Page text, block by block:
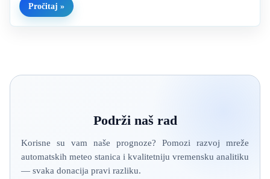
maksimumi zabeleženi su na Paliću, u Zrenjaninu, Kikindi,
Sremskoj Mitrovici i Banatskom Karlovcu, pri čemu je
Pročitaj »
Podrži naš rad
Korisne su vam naše prognoze? Pomozi razvoj mreže
automatskih meteo stanica i kvalitetniju vremensku analitiku
— svaka donacija pravi razliku.